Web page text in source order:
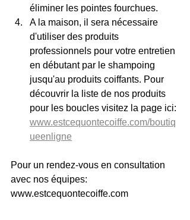
éliminer les pointes fourchues.
A la maison, il sera nécessaire
d'utiliser des produits
professionnels pour votre entretien
en débutant par le shampoing
jusqu'au produits coiffants. Pour
découvrir la liste de nos produits
pour les boucles visitez la page ici:
www.estcequontecoiffe.com/boutiq
ueenligne
Pour un rendez-vous en consultation
avec nos équipes:
www.estcequontecoiffe.com